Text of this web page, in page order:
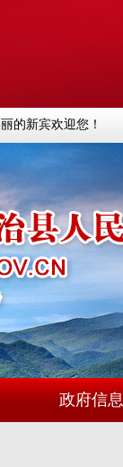
的新宾欢迎您！
政府信